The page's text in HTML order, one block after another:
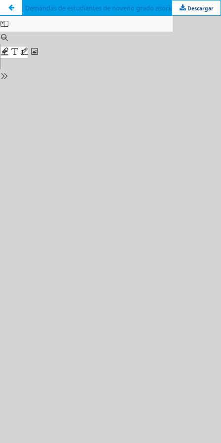
Demandas de estudiantes de noveno grado asociadas a la orientación educativa y profesional en dos centros educativos panameños
Descargar